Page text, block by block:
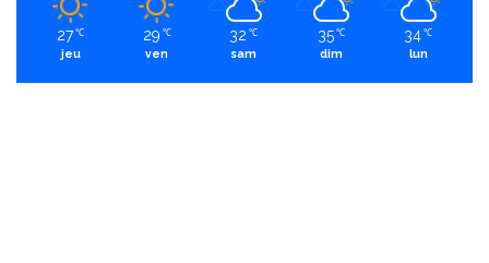
27 ℃
jeu
29 ℃
ven
32 ℃
sam
35 ℃
dim
34 ℃
lun